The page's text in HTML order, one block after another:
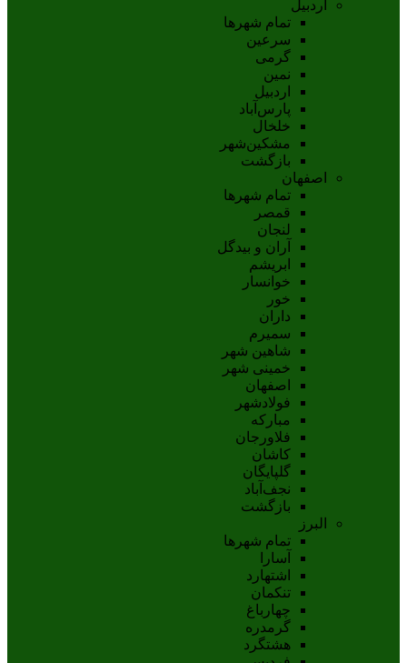
اردبیل
تمام شهر‌ها
سرعین
گرمی
نمین
اردبيل
پارس‌آباد
خلخال
مشکين‌شهر
بازگشت
اصفهان
تمام شهر‌ها
قمصر
لنجان
آران و بیدگل
ابریشم
خوانسار
خور
داران
سمیرم
شاهین شهر
خمینی شهر
اصفهان
فولادشهر
مبارکه
فلاورجان
کاشان
گلپايگان
نجف‌آباد
بازگشت
البرز
تمام شهر‌ها
آسارا
اشتهارد
تنکمان
چهارباغ
گرمدره
هشتگرد